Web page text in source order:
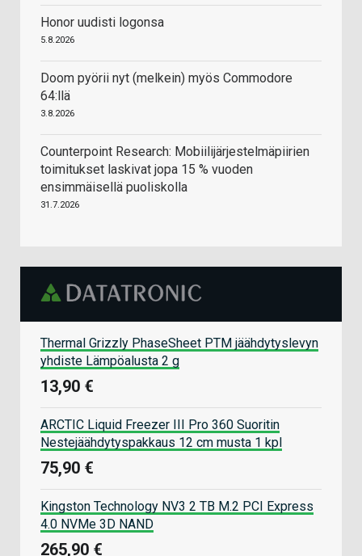
Honor uudisti logonsa
5.8.2026
Doom pyörii nyt (melkein) myös Commodore
64:llä
3.8.2026
Counterpoint Research: Mobiilijärjestelmäpiirien
toimitukset laskivat jopa 15 % vuoden
ensimmäisellä puoliskolla
31.7.2026
Thermal Grizzly PhaseSheet PTM jäähdytyslevyn
yhdiste Lämpöalusta 2 g
13,90 €
ARCTIC Liquid Freezer III Pro 360 Suoritin
Nestejäähdytyspakkaus 12 cm musta 1 kpl
75,90 €
Kingston Technology NV3 2 TB M.2 PCI Express
4.0 NVMe 3D NAND
265,90 €